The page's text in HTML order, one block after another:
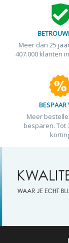
Meer dan 25
407.000 klanten
BESPAAR
Meer
besparen. Tot